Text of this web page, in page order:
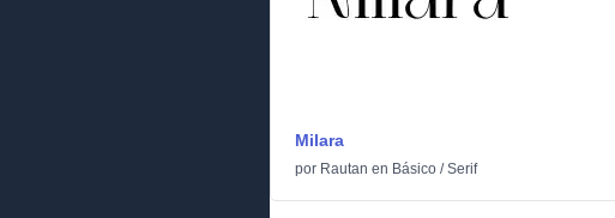
Milara
por Rautan en Básico /Serif